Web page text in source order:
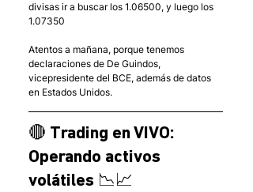
divisas ir a buscar los 1.06500, y luego los
1.07350
Atentos a mañana, porque tenemos
declaraciones de De Guindos,
vicepresidente del BCE, además de datos
en Estados Unidos.
🔴 Trading en VIVO:
Operando activos
volátiles 📉📈